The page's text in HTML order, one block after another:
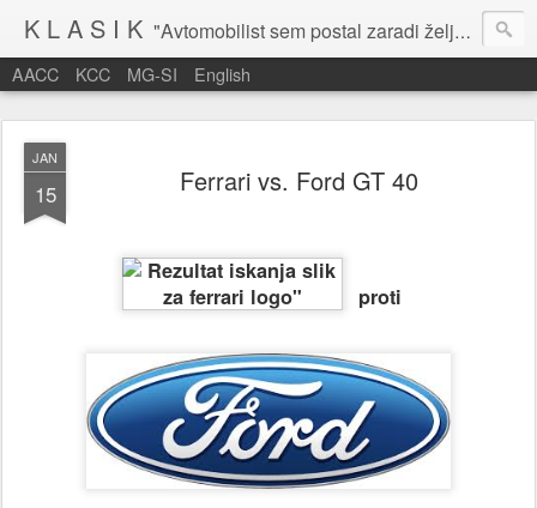
K L A S I K "Avtomobilist sem postal zaradi želje po potovanju in dejavnosti v prostem času." Baron Anton Codelli
AACC KCC MG-SI English
JAN
15 Ferrari vs. Ford GT 40
proti